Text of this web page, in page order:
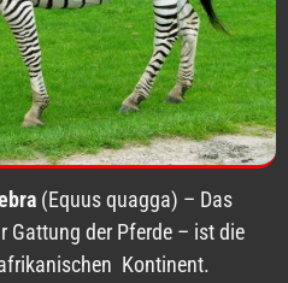
(Equus quagga) – Das
Gattung der Pferde – ist die
Kontinent.